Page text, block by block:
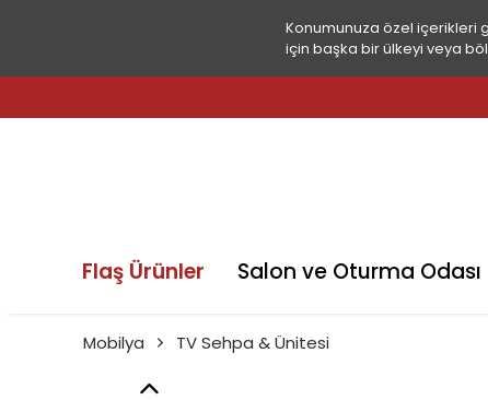
Konumunuza özel içerikleri
için başka bir ülkeyi veya
Flaş Ürünler Salon ve Oturma Odası
Mobilya TV Sehpa & Ünitesi